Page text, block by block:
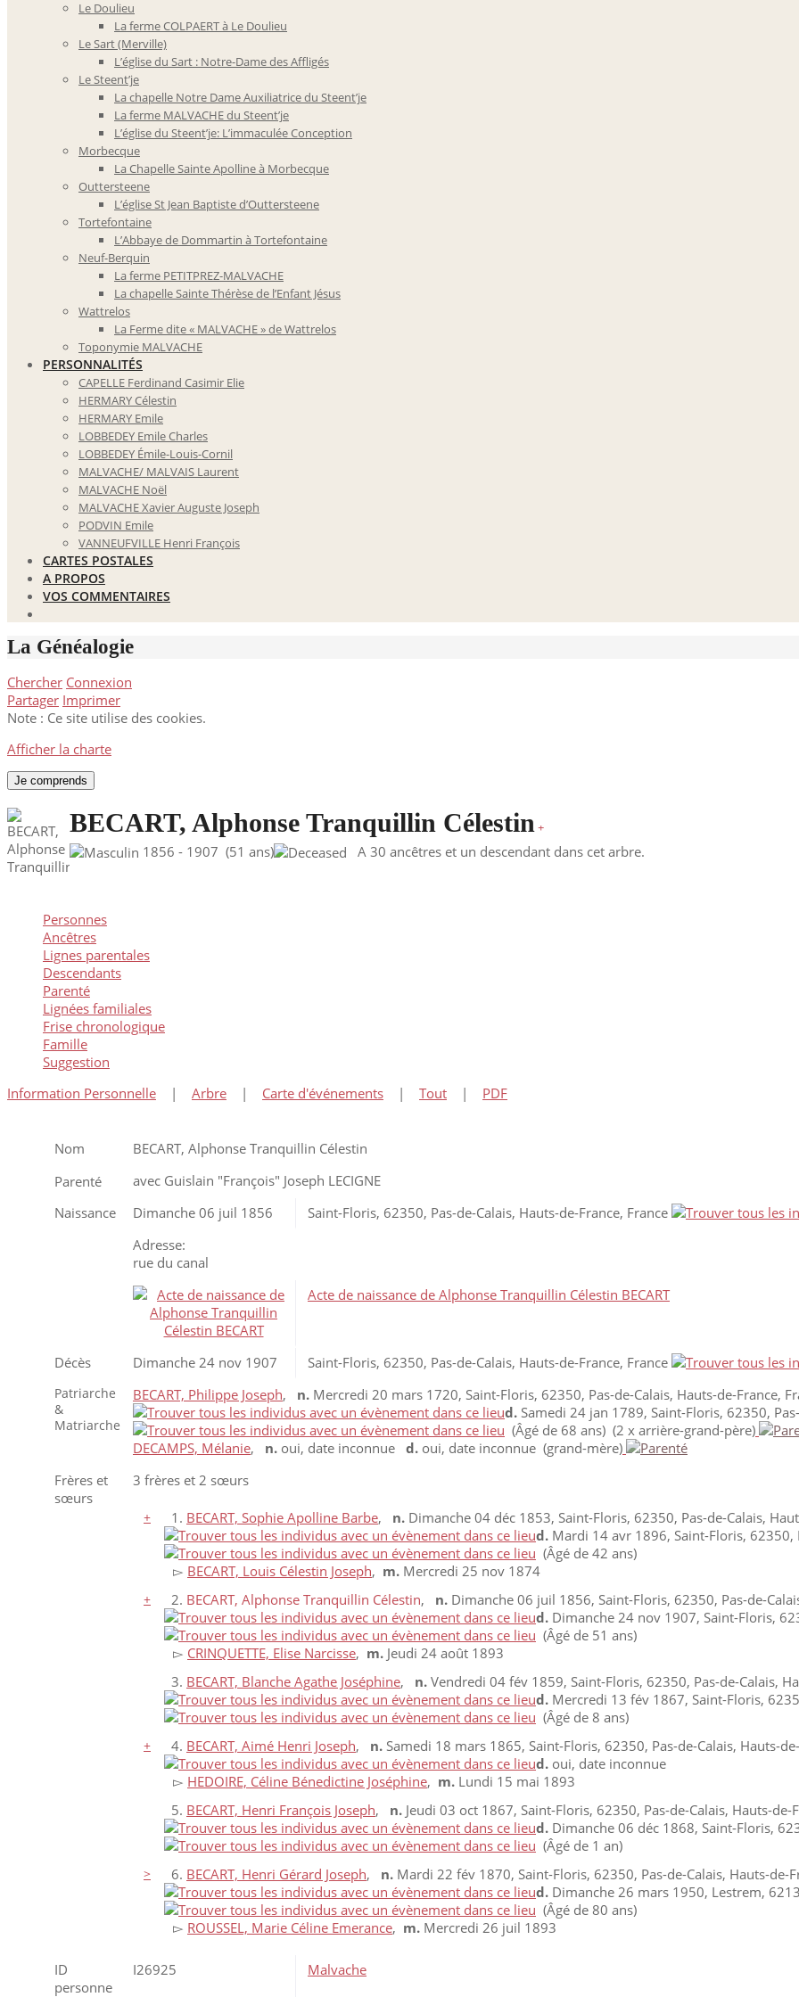
Le Doulieu
La ferme COLPAERT à Le Doulieu
Le Sart (Merville)
L’église du Sart : Notre-Dame des Affligés
Le Steent’je
La chapelle Notre Dame Auxiliatrice du Steent’je
La ferme MALVACHE du Steent’je
L’église du Steent’je: L’immaculée Conception
Morbecque
La Chapelle Sainte Apolline à Morbecque
Outtersteene
L’église St Jean Baptiste d’Outtersteene
Tortefontaine
L’Abbaye de Dommartin à Tortefontaine
Neuf-Berquin
La ferme PETITPREZ-MALVACHE
La chapelle Sainte Thérèse de l’Enfant Jésus
Wattrelos
La Ferme dite « MALVACHE » de Wattrelos
Toponymie MALVACHE
PERSONNALITÉS
CAPELLE Ferdinand Casimir Elie
HERMARY Célestin
HERMARY Emile
LOBBEDEY Emile Charles
LOBBEDEY Émile-Louis-Cornil
MALVACHE/ MALVAIS Laurent
MALVACHE Noël
MALVACHE Xavier Auguste Joseph
PODVIN Emile
VANNEUFVILLE Henri François
CARTES POSTALES
A PROPOS
VOS COMMENTAIRES
La Généalogie
Chercher Connexion
Partager Imprimer
Note : Ce site utilise des cookies.
Afficher la charte
Je comprends
BECART, Alphonse Tranquillin Célestin +
1856 - 1907 (51 ans) A 30 ancêtres et un descendant dans cet arbre.
Personnes
Ancêtres
Lignes parentales
Descendants
Parenté
Lignées familiales
Frise chronologique
Famille
Suggestion
Information Personnelle | Arbre | Carte d'événements | Tout | PDF
Nom BECART, Alphonse Tranquillin Célestin
Parenté
avec Guislain "François" Joseph LECIGNE
Naissance
Dimanche 06 juil 1856
Saint-Floris, 62350, Pas-de-Calais, Hauts-de-France, France
Adresse:
rue du canal
Acte de naissance de Alphonse Tranquillin Célestin BECART
Décès Dimanche 24 nov 1907 Saint-Floris, 62350, Pas-de-Calais, Hauts-de-France, France
Patriarche
&
Matriarche
BECART, Philippe Joseph, n. Mercredi 20 mars 1720, Saint-Floris, 62350, Pas-de-Calais, Hauts-de-France,
d. Samedi 24 jan 1789, Saint-Floris, 62350,
(Âgé de 68 ans) (2 x arrière-grand-père)
DECAMPS, Mélanie, n. oui, date inconnue d. oui, date inconnue (grand-mère)
Frères et
sœurs
3 frères et 2 sœurs
+ 1. BECART, Sophie Apolline Barbe, n. Dimanche 04 déc 1853, Saint-Floris, 62350, Pas-de-Calais,
d. Mardi 14 avr 1896, Saint-Floris, 62350,
(Âgé de 42 ans)
▻ BECART, Louis Célestin Joseph, m. Mercredi 25 nov 1874
+ 2. BECART, Alphonse Tranquillin Célestin, n. Dimanche 06 juil 1856, Saint-Floris, 62350, Pas-de-
d. Dimanche 24 nov 1907, Saint-Floris,
(Âgé de 51 ans)
▻ CRINQUETTE, Elise Narcisse, m. Jeudi 24 août 1893
3. BECART, Blanche Agathe Joséphine, n. Vendredi 04 fév 1859, Saint-Floris, 62350, Pas-de-Calais,
d. Mercredi 13 fév 1867, Saint-Floris,
(Âgé de 8 ans)
+ 4. BECART, Aimé Henri Joseph, n. Samedi 18 mars 1865, Saint-Floris, 62350, Pas-de-Calais, Hauts-
d. oui, date inconnue
▻ HEDOIRE, Céline Bénedictine Joséphine, m. Lundi 15 mai 1893
5. BECART, Henri François Joseph, n. Jeudi 03 oct 1867, Saint-Floris, 62350, Pas-de-Calais, Hauts-de-
d. Dimanche 06 déc 1868, Saint-Floris,
(Âgé de 1 an)
> 6. BECART, Henri Gérard Joseph, n. Mardi 22 fév 1870, Saint-Floris, 62350, Pas-de-Calais, Hauts-de-
d. Dimanche 26 mars 1950, Lestrem,
(Âgé de 80 ans)
▻ ROUSSEL, Marie Céline Emerance, m. Mercredi 26 juil 1893
ID
personne
I26925 Malvache